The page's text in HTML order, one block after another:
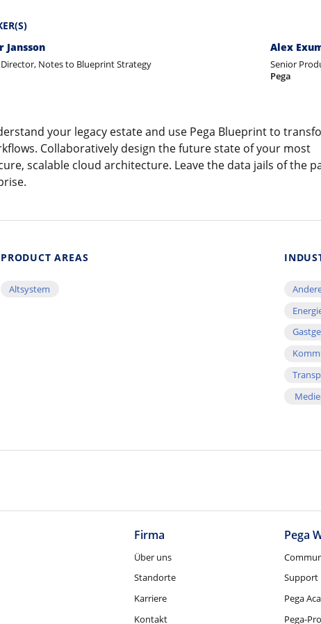
Jansson
Notes to Blueprint Strategy
Alex
Senior
Pega
your legacy estate and use Pega Blueprint to
Collaboratively design the future state of your most
scalable cloud architecture. Leave the data jails of the
PRODUCT AREAS
Altsystem
Firma
Über uns
Standorte
Karriere
Kontakt
Pega
Support
Pega
Pega-